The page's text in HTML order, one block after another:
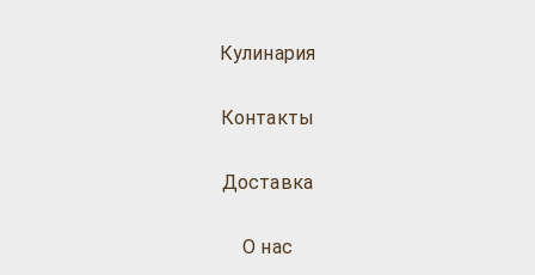
Кулинария
О нас
Доставка
Контакты